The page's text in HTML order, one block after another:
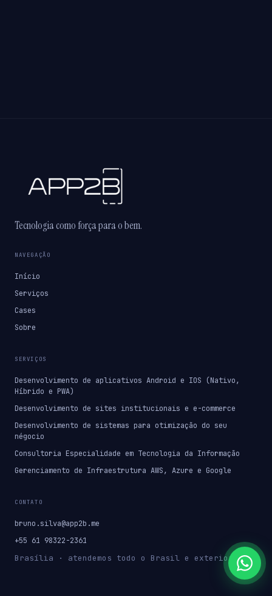
Tecnologia como força para o bem.
NAVEGAÇÃO
Início
Serviços
Cases
Sobre
SERVIÇOS
Desenvolvimento de aplicativos Android e IOS (Nativo,
Híbrido e PWA)
Desenvolvimento de sites institucionais e e-commerce
Desenvolvimento de sistemas para otimização do seu
négocio
Consultoria Especialidade em Tecnologia da Informação
Gerenciamento de Infraestrutura AWS, Azure e Google
CONTATO
bruno.silva@app2b.me
+55 61 98322-2361
Brasília · atendemos todo o Brasil e exterior